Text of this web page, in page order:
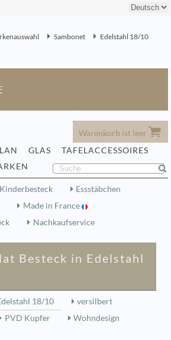
Sambonet Edelstahl 18/10
Warenkorb ist leer
GLAS
TAFELACCESSOIRES
Kinderbesteck
Essstäbchen
Made in France
Nachkaufservice
Besteck in Edelstahl
18/10
versilbert
PVD Kupfer
Wohndesign